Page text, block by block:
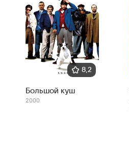
8,2
Большой куш
2000